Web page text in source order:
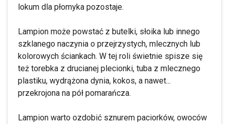
lokum dla płomyka pozostaje.
Lampion może powstać z butelki, słoika lub innego
szklanego naczynia o przejrzystych, mlecznych lub
kolorowych ściankach. W tej roli świetnie spisze się
też torebka z drucianej plecionki, tuba z mlecznego
plastiku, wydrążona dynia, kokos, a nawet...
przekrojona na pół pomarańcza.
Lampion warto ozdobić sznurem paciorków, owoców